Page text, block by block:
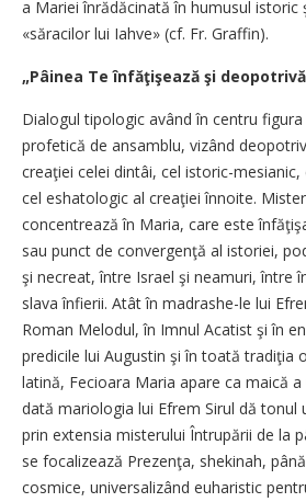
a Mariei înrădăcinată în humusul istoric
«săracilor lui Iahve» (cf. Fr. Graffin).
„Pâinea Te înfăţişează şi
Dialogul tipologic având în centru
profetică de ansamblu, vizând
creaţiei celei dintâi, cel istoric-
cel eshatologic al creaţiei înnoite.
concentrează în Maria, care este
sau punct de convergenţă al istoriei,
şi necreat, între Israel şi neamuri, între
slava înfierii. Atât în madrashe-le lui
Roman Melodul, în Imnul Acatist şi în
predicile lui Augustin şi în toată tradiţia
latină, Fecioara Maria apare ca maică
dată mariologia lui Efrem Sirul dă tonul
prin extensia misterului Întrupării de la
se focalizează Prezenţa, shekinah,
cosmice, universalizând euharistic